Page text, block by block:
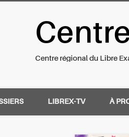
du Libre
Centre régional du Libre
LIBREX-TV À